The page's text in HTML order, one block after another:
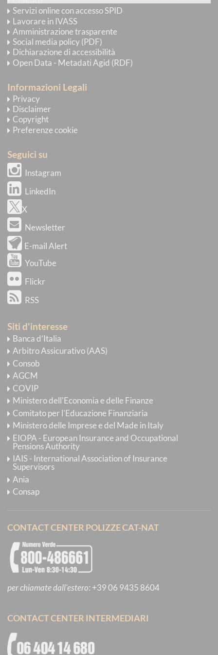
Servizi online con accesso SPID
Lavorare in IVASS
Amministrazione trasparente
Social media policy (PDF)
Dichiarazione di accessibilità
Open Data - Metadati Agid (RDF)
Informazioni Legali
Privacy
Disclaimer
Copyright
Preferenze cookie
Seguici su
Instagram
LinkedIn
X
Newsletter
E-mail Alert
YouTube
Flickr
RSS
Siti d'interesse
Banca d’Italia
Arbitro Assicurativo (AAS)
Consob
AGCM
COVIP
Ministero dell'Economia e delle Finanze
Comitato per l'Educazione Finanziaria
Ministero delle Imprese e del Made in Italy
EIOPA - European Insurance and Occupational
Pensions Authority
IAIS - International Association of Insurance
Supervisors
Ania
Consap
CONTACT CENTER POLIZZE CAT-NAT
per chiamate dall'estero: +39 06 9435 8604
CONTACT CENTER INTERMEDIARI